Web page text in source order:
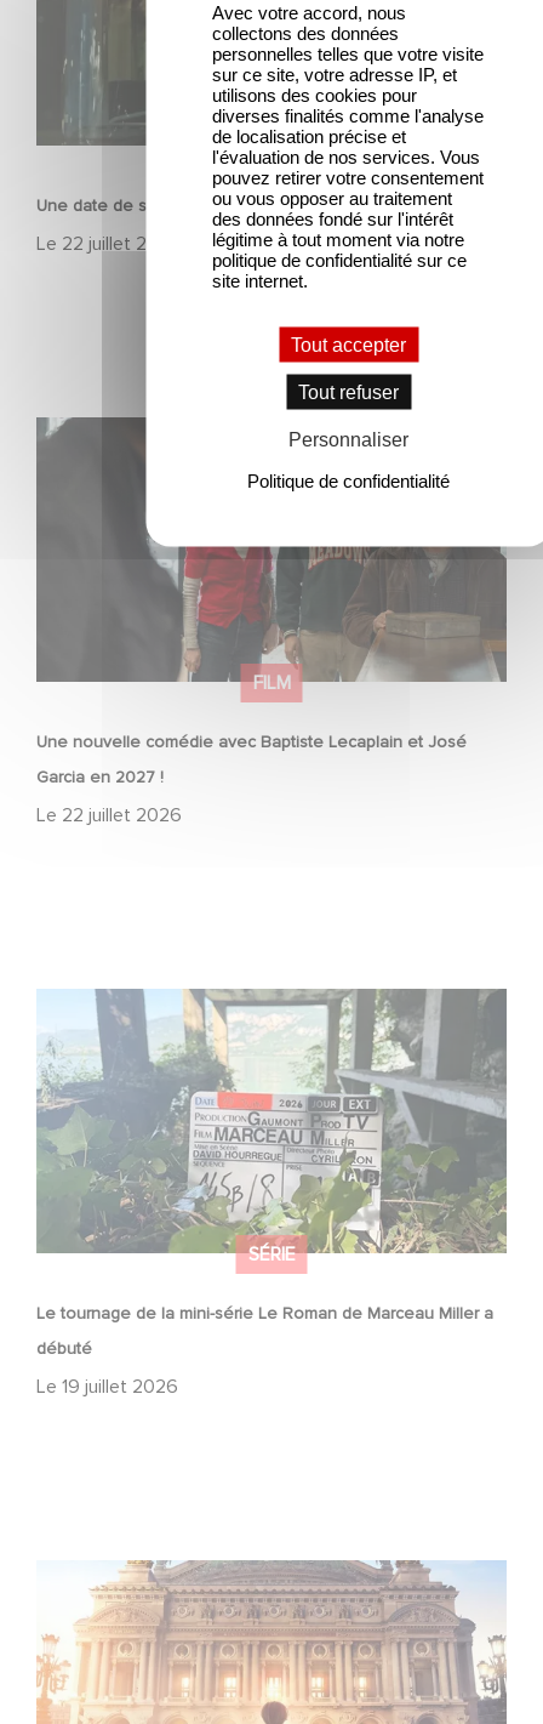
FILM
Une date de sortie pour le nouveau film de Franck Dubosc
Le 22 juillet 2026
FILM
Une nouvelle comédie avec Baptiste Lecaplain et José
Garcia en 2027 !
Le 22 juillet 2026
Une nouvelle comédie avec Baptiste Lecaplain et José
SÉRIE
Le tournage de la mini-série Le Roman de Marceau Miller a
débuté
Le 19 juillet 2026
Le tournage de la mini-série Le Roman de Marceau Miller
a débuté
Gaumont et Good Hero annoncent la suite de Ballerina
Avec votre accord, nous
collectons des données
personnelles telles que votre visite
sur ce site, votre adresse IP, et
utilisons des cookies pour
diverses finalités comme l'analyse
de localisation précise et
l'évaluation de nos services. Vous
pouvez retirer votre consentement
ou vous opposer au traitement
des données fondé sur l'intérêt
légitime à tout moment via notre
politique de confidentialité sur ce
site internet.
Tout accepter
Tout refuser
Personnaliser
Politique de confidentialité